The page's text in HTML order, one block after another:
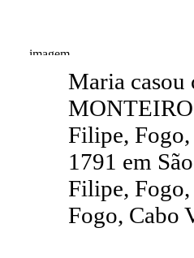
Maria
MONTEIRO
Filipe,
1791 em
Filipe, Fogo,
Fogo, Cabo